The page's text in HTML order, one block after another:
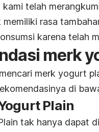
telah
rasa
karena telah
merk
merk yogurt
di
Plain
tak hanya dapat